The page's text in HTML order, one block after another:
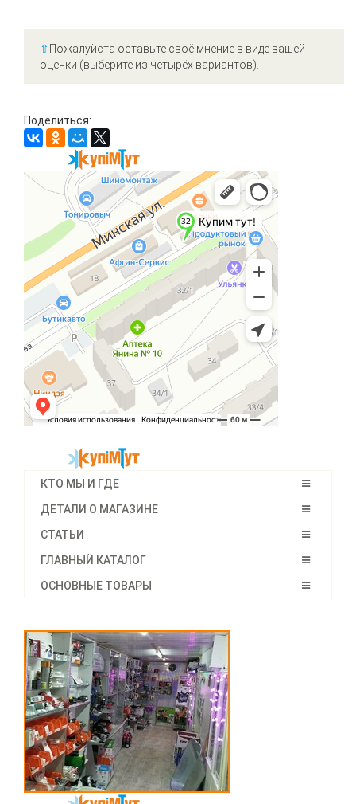
⇧ Пожалуйста оставьте своё мнение в виде вашей
оценки (выберите из четырёх вариантов).
Поделиться:
КТО МЫ И ГДЕ
ДЕТАЛИ О МАГАЗИНЕ
СТАТЬИ
ГЛАВНЫЙ КАТАЛОГ
ОСНОВНЫЕ ТОВАРЫ